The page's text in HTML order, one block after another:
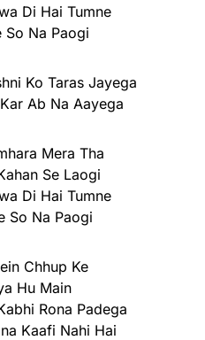
Di Hai Tumne
So Na Paogi
Ko Taras Jayega
Ab Na Aayega
Mera Tha
Se Laogi
Di Hai Tumne
So Na Paogi
Chhup Ke
Hu Main
Rona Padega
Kaafi Nahi Hai